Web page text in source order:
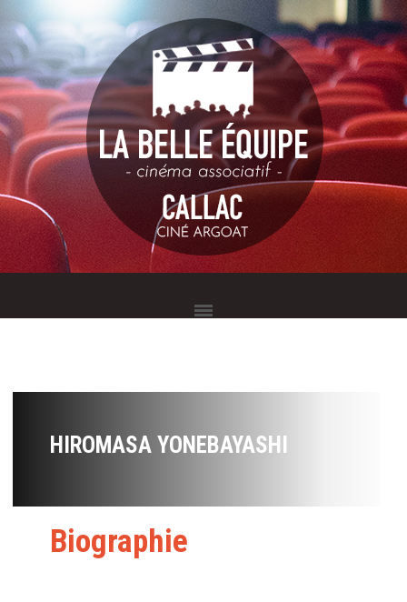
HIROMASA YONEBAYASHI
Biographie